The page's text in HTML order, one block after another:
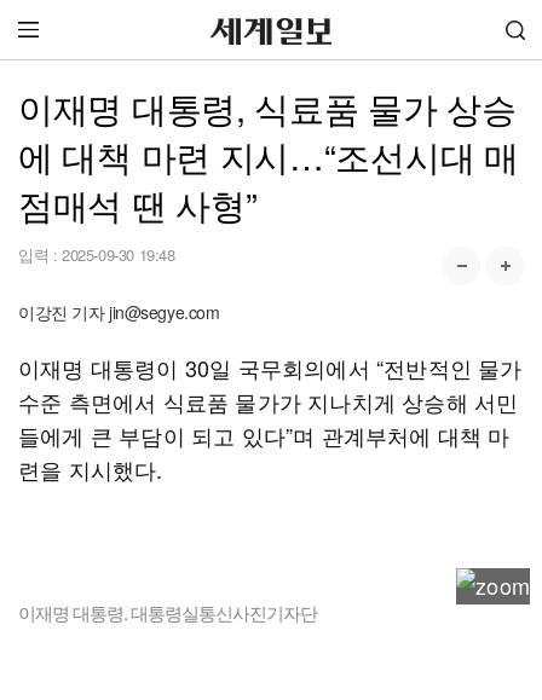
이재명 대통령, 식료품 물가 상승
에 대책 마련 지시…“조선시대 매
점매석 땐 사형”
입력 : 2025-09-30 19:48
이강진 기자 jin@segye.com
이재명 대통령이 30일 국무회의에서 “전반적인 물가
수준 측면에서 식료품 물가가 지나치게 상승해 서민
들에게 큰 부담이 되고 있다”며 관계부처에 대책 마
련을 지시했다.
이재명 대통령. 대통령실통신사진기자단